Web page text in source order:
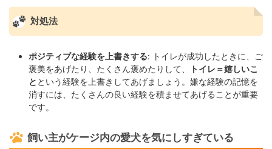
対処法
ポジティブな経験を上書きする: トイレが成功したときに、ご
褒美をあげたり、たくさん褒めたりして、
トイレ＝嬉しいこ
と という経験を上書きしてあげましょう。嫌な経験の記憶を
消すには、たくさんの良い経験を積ませてあげることが重要
です。
飼い主がケージ内の愛犬を気にしすぎている